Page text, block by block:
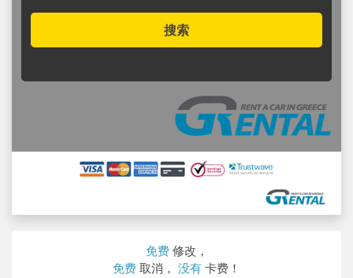
搜索
免费 修改，
免费 取消， 没有 卡费！